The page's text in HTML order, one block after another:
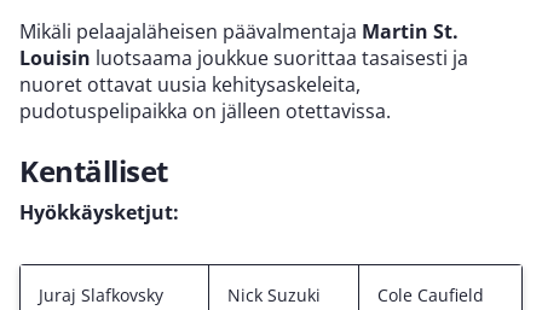
Mikäli pelaajaläheisen päävalmentaja Martin St.
Louisin luotsaama joukkue suorittaa tasaisesti ja
nuoret ottavat uusia kehitysaskeleita,
pudotuspelipaikka on jälleen otettavissa.
Kentälliset
Hyökkäysketjut:
Juraj Slafkovsky Nick Suzuki Cole Caufield